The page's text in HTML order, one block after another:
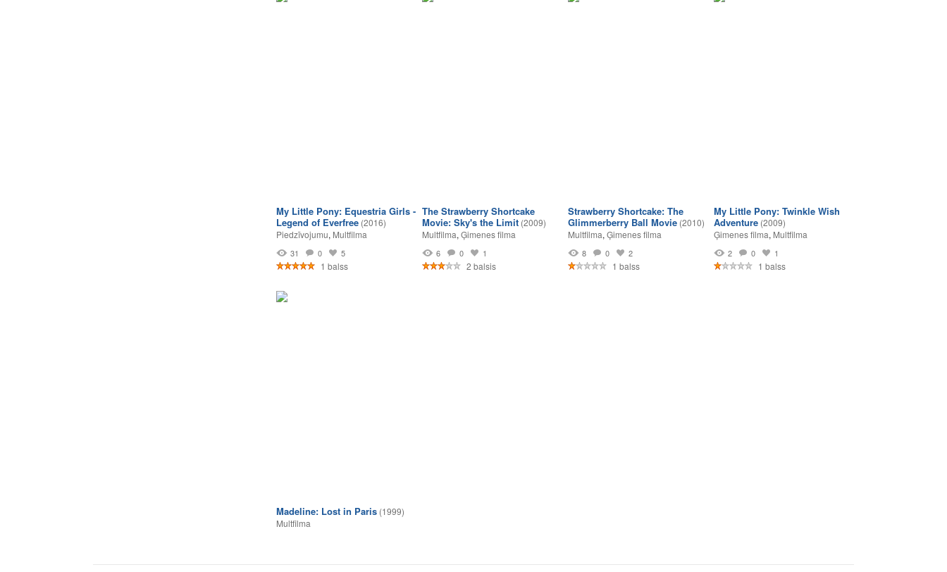
My Little Pony: Equestria Girls -
Legend of Everfree (2016)
Piedzīvojumu, Multfilma
31 0 5
1 balss
The Strawberry Shortcake
Movie: Sky's the Limit (2009)
Multfilma, Ģimenes filma
6 0 1
2 balsis
Strawberry Shortcake: The
Glimmerberry Ball Movie (2010)
Multfilma, Ģimenes filma
8 0 2
1 balss
My Little Pony: Twinkle Wish
Adventure (2009)
Ģimenes filma, Multfilma
2 0 1
1 balss
Madeline: Lost in Paris (1999)
Multfilma